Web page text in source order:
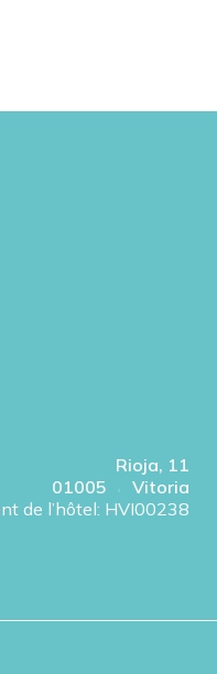
Rioja, 11
01005
Vitoria
de l’hôtel: HVI00238